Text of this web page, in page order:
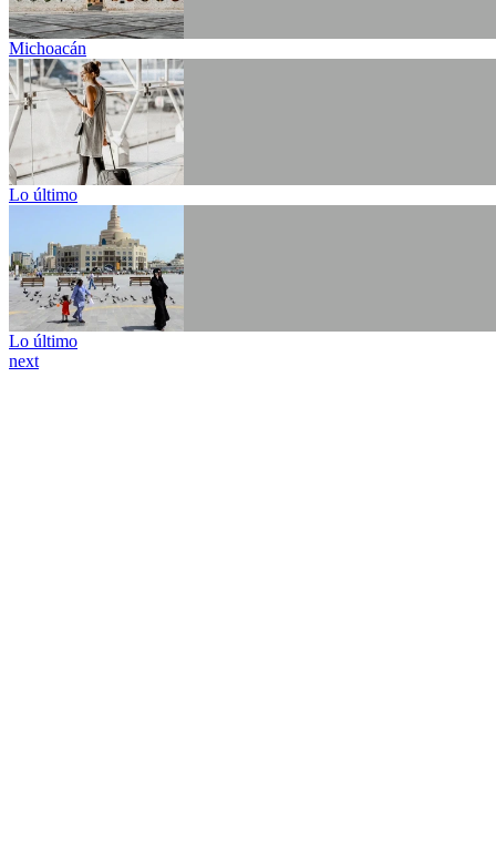
Michoacán
Lo último
Lo último
next